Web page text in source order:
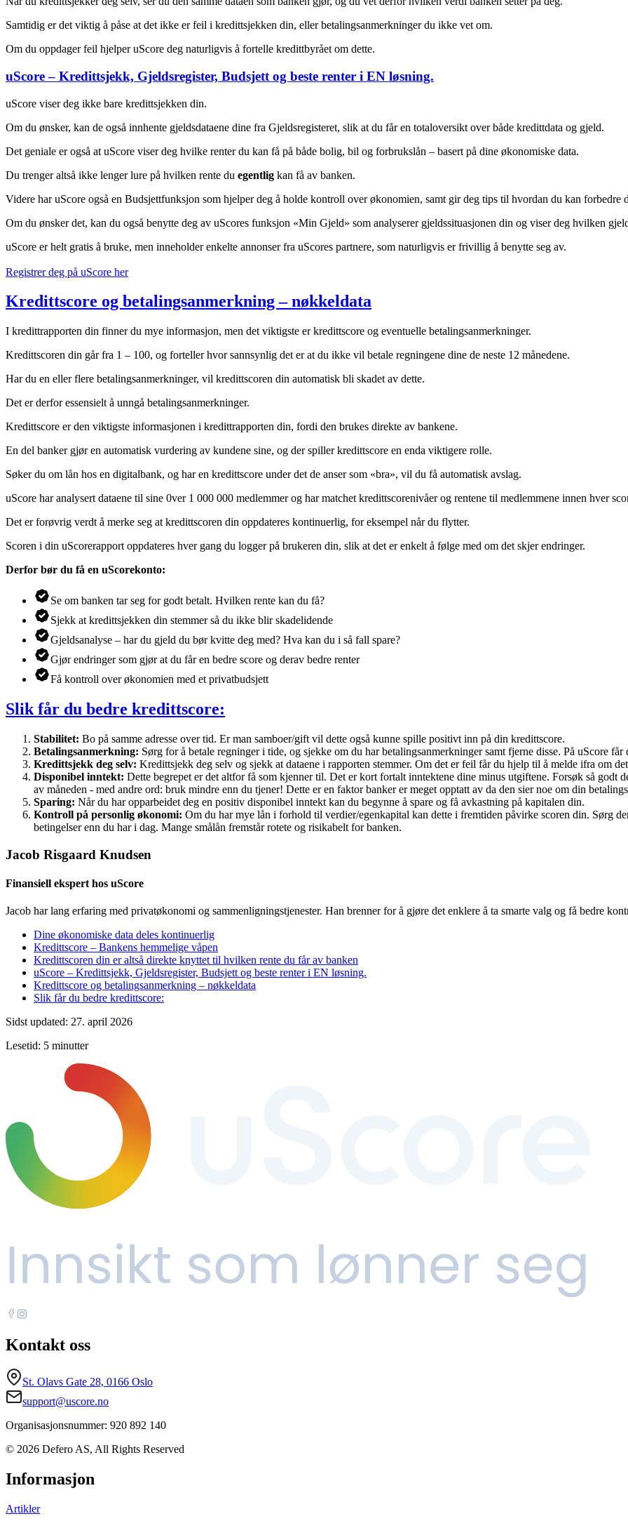
Samtidig er det viktig å påse at det ikke er feil i kredittsjekken din, eller betalingsanmerkninger du ikke vet om.
Om du oppdager feil hjelper uScore deg naturligvis å fortelle kredittbyrået om dette.
uScore – Kredittsjekk, Gjeldsregister, Budsjett og beste renter i EN løsning.
uScore viser deg ikke bare kredittsjekken din.
Om du ønsker, kan de også innhente gjeldsdataene dine fra Gjeldsregisteret, slik at du får en totaloversikt over både kredittdata og gjeld.
Det geniale er også at uScore viser deg hvilke renter du kan få på både bolig, bil og forbrukslån – basert på dine økonomiske data.
Du trenger altså ikke lenger lure på hvilken rente du egentlig kan få av banken.
Videre har uScore også en Budsjettfunksjon som hjelper deg å holde kontroll over økonomien, samt gir deg tips til hvordan du kan forbedre
Om du ønsker det, kan du også benytte deg av uScores funksjon «Min Gjeld» som analyserer gjeldssituasjonen din og viser deg hvilken
uScore er helt gratis å bruke, men inneholder enkelte annonser fra uScores partnere, som naturligvis er frivillig å benytte seg av.
Registrer deg på uScore her
Kredittscore og betalingsanmerkning – nøkkeldata
I kredittrapporten din finner du mye informasjon, men det viktigste er kredittscore og eventuelle betalingsanmerkninger.
Kredittscoren din går fra 1 – 100, og forteller hvor sannsynlig det er at du ikke vil betale regningene dine de neste 12 månedene.
Har du en eller flere betalingsanmerkninger, vil kredittscoren din automatisk bli skadet av dette.
Det er derfor essensielt å unngå betalingsanmerkninger.
Kredittscore er den viktigste informasjonen i kredittrapporten din, fordi den brukes direkte av bankene.
En del banker gjør en automatisk vurdering av kundene sine, og der spiller kredittscore en enda viktigere rolle.
Søker du om lån hos en digitalbank, og har en kredittscore under det de anser som «bra», vil du få automatisk avslag.
uScore har analysert dataene til sine 0ver 1 000 000 medlemmer og har matchet kredittscorenivåer og rentene til medlemmene innen hver
Det er forøvrig verdt å merke seg at kredittscoren din oppdateres kontinuerlig, for eksempel når du flytter.
Scoren i din uScorerapport oppdateres hver gang du logger på brukeren din, slik at det er enkelt å følge med om det skjer endringer.
Derfor bør du få en uScorekonto:
Se om banken tar seg for godt betalt. Hvilken rente kan du få?
Sjekk at kredittsjekken din stemmer så du ikke blir skadelidende
Gjeldsanalyse – har du gjeld du bør kvitte deg med? Hva kan du i så fall spare?
Gjør endringer som gjør at du får en bedre score og derav bedre renter
Få kontroll over økonomien med et privatbudsjett
Slik får du bedre kredittscore:
Stabilitet: Bo på samme adresse over tid. Er man samboer/gift vil dette også kunne spille positivt inn på din kredittscore.
Betalingsanmerkning: Sørg for å betale regninger i tide, og sjekke om du har betalingsanmerkninger samt fjerne disse. På uScore får
Kredittsjekk deg selv: Kredittsjekk deg selv og sjekk at dataene i rapporten stemmer. Om det er feil får du hjelp til å melde ifra om
Disponibel inntekt: Dette begrepet er det altfor få som kjenner til. Det er kort fortalt inntektene dine minus utgiftene. Forsøk så godt
av måneden - med andre ord: bruk mindre enn du tjener! Dette er en faktor banker er meget opptatt av da den sier noe om din
Sparing: Når du har opparbeidet deg en positiv disponibel inntekt kan du begynne å spare og få avkastning på kapitalen din.
Kontroll på personlig økonomi: Om du har mye lån i forhold til verdier/egenkapital kan dette i fremtiden påvirke scoren din. Sørg
betingelser enn du har i dag. Mange smålån fremstår rotete og risikabelt for banken.
Jacob Risgaard Knudsen
Finansiell ekspert hos uScore
Jacob har lang erfaring med privatøkonomi og sammenligningstjenester. Han brenner for å gjøre det enklere å ta smarte valg og få bedre
Dine økonomiske data deles kontinuerlig
Kredittscore – Bankens hemmelige våpen
Kredittscoren din er altså direkte knyttet til hvilken rente du får av banken
uScore – Kredittsjekk, Gjeldsregister, Budsjett og beste renter i EN løsning.
Kredittscore og betalingsanmerkning – nøkkeldata
Slik får du bedre kredittscore:
Sidst updated: 27. april 2026
Lesetid: 5 minutter
Kontakt oss
St. Olavs Gate 28, 0166 Oslo
support@uscore.no
Organisasjonsnummer: 920 892 140
© 2026 Defero AS, All Rights Reserved
Informasjon
Artikler